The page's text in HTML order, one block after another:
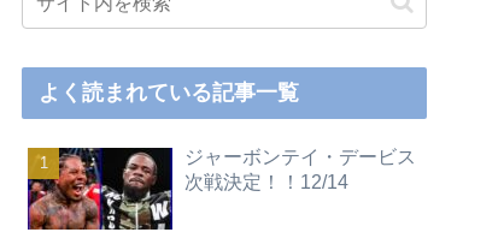
よく読まれている記事一覧
ジャーボンテイ・デービス
次戦決定！！12/14